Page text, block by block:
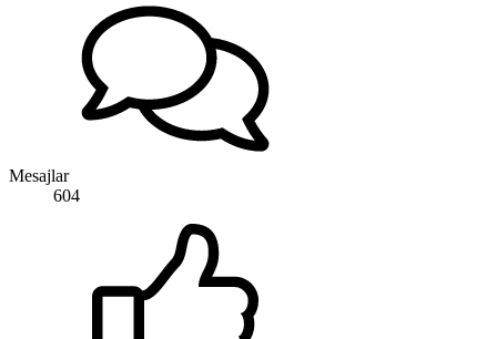
Mesajlar
604